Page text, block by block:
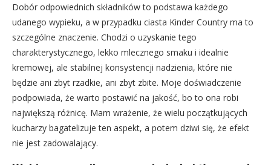
Dobór odpowiednich składników to podstawa każdego
udanego wypieku, a w przypadku ciasta Kinder Country ma to
szczególne znaczenie. Chodzi o uzyskanie tego
charakterystycznego, lekko mlecznego smaku i idealnie
kremowej, ale stabilnej konsystencji nadzienia, które nie
będzie ani zbyt rzadkie, ani zbyt zbite. Moje doświadczenie
podpowiada, że warto postawić na jakość, bo to ona robi
największą różnicę. Mam wrażenie, że wielu początkujących
kucharzy bagatelizuje ten aspekt, a potem dziwi się, że efekt
nie jest zadowalający.